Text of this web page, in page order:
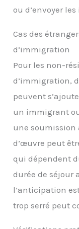
ou d’envoyer
Cas des
d’immigration
Pour les non-
d’immigration,
peuvent
un immigrant
une
d’œuvre peut
qui dépendent
durée de séjour
l’anticipation
trop serré peut